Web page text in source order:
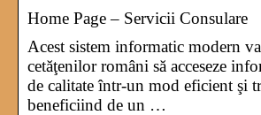
Home Page – Servicii Consulare
Acest sistem informatic modern
cetăţenilor români să acceseze
de calitate într-un mod eficient şi
beneficiind de un …